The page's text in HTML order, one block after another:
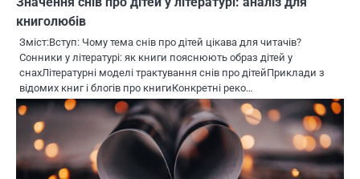
книголюбів
Зміст:Вступ: Чому тема снів про дітей цікава для читачів?
Сонники у літературі: як книги пояснюють образ дітей у
снахЛітературні моделі трактування снів про дітейПриклади з
відомих книг і блогів про книгиКонкретні реко…